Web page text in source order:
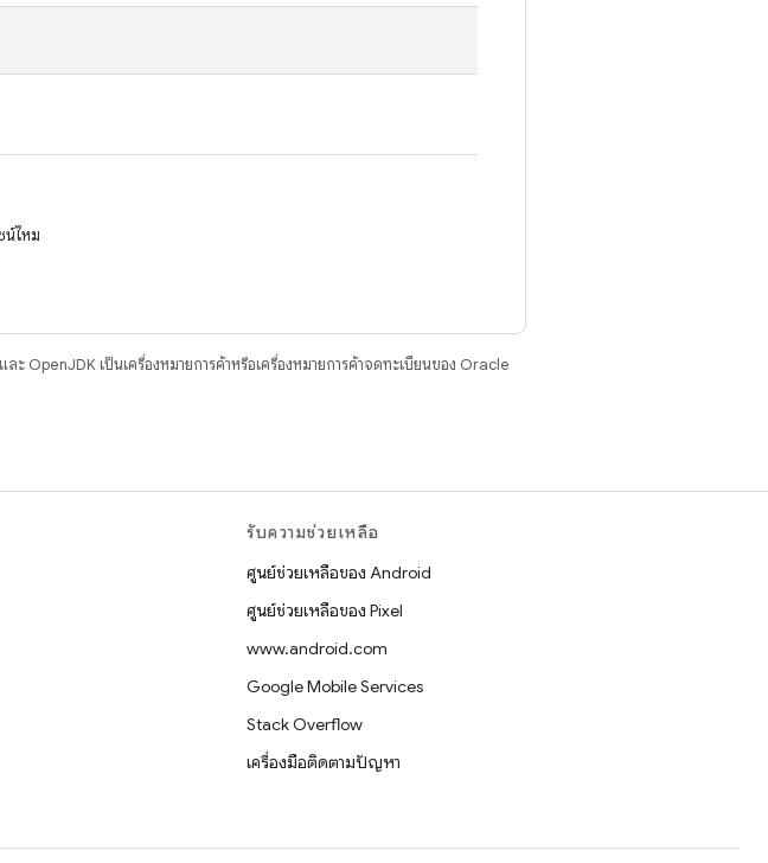
น์ไหม
ละ OpenJDK เป็นเครื่องหมายการค้าหรือเครื่องหมายการค้าจดทะเบียนของ Oracle
รับความช่วยเหลือ
ศูนย์ช่วยเหลือของ Android
ศูนย์ช่วยเหลือของ Pixel
www.android.com
Google Mobile Services
Stack Overflow
เครื่องมือติดตามปัญหา